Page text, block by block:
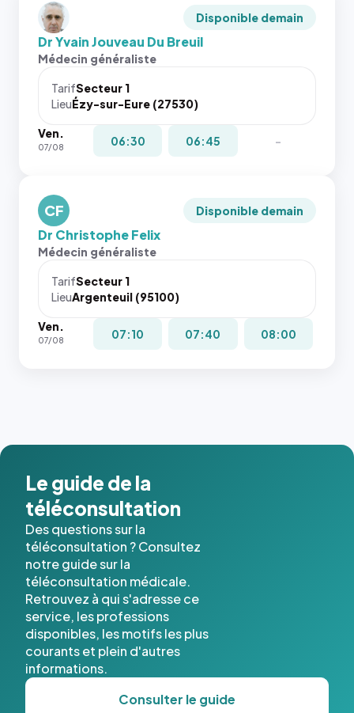
Disponible demain
Dr Yvain Jouveau Du Breuil
Médecin généraliste
TarifSecteur 1
LieuÉzy-sur-Eure (27530)
Ven.
07/08 06:30 06:45 -
CF Disponible demain
Dr Christophe Felix
Médecin généraliste
TarifSecteur 1
LieuArgenteuil (95100)
Ven.
07/08 07:10 07:40 08:00
Le guide de la
téléconsultation
Des questions sur la
téléconsultation ? Consultez
notre guide sur la
téléconsultation médicale.
Retrouvez à qui s'adresse ce
service, les professions
disponibles, les motifs les plus
courants et plein d'autres
informations.
Consulter le guide